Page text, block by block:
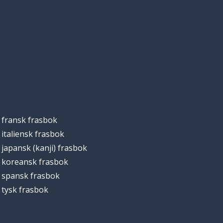
fransk frasbok
italiensk frasbok
japansk (kanji) frasbok
koreansk frasbok
spansk frasbok
tysk frasbok